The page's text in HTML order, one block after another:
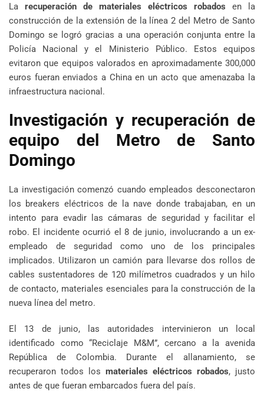
La recuperación de materiales eléctricos robados en la
construcción de la extensión de la línea 2 del Metro de Santo
Domingo se logró gracias a una operación conjunta entre la
Policía Nacional y el Ministerio Público. Estos equipos
evitaron que equipos valorados en aproximadamente 300,000
euros fueran enviados a China en un acto que amenazaba la
infraestructura nacional.
Investigación y recuperación de
equipo del Metro de Santo
Domingo
La investigación comenzó cuando empleados desconectaron
los breakers eléctricos de la nave donde trabajaban, en un
intento para evadir las cámaras de seguridad y facilitar el
robo. El incidente ocurrió el 8 de junio, involucrando a un ex-
empleado de seguridad como uno de los principales
implicados. Utilizaron un camión para llevarse dos rollos de
cables sustentadores de 120 milímetros cuadrados y un hilo
de contacto, materiales esenciales para la construcción de la
nueva línea del metro.
El 13 de junio, las autoridades intervinieron un local
identificado como “Reciclaje M&M”, cercano a la avenida
República de Colombia. Durante el allanamiento, se
recuperaron todos los materiales eléctricos robados, justo
antes de que fueran embarcados fuera del país.